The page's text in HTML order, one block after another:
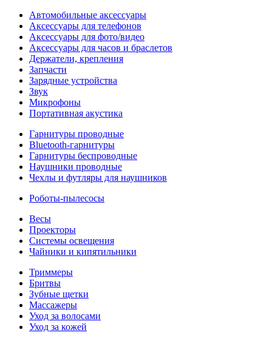
Автомобильные аксессуары
Аксессуары для телефонов
Аксессуары для фото/видео
Аксессуары для часов и браслетов
Держатели, крепления
Запчасти
Зарядные устройства
Звук
Микрофоны
Портативная акустика
Гарнитуры проводные
Bluetooth-гарнитуры
Гарнитуры беспроводные
Наушники проводные
Чехлы и футляры для наушников
Роботы-пылесосы
Весы
Проекторы
Системы освещения
Чайники и кипятильники
Триммеры
Бритвы
Зубные щетки
Массажеры
Уход за волосами
Уход за кожей